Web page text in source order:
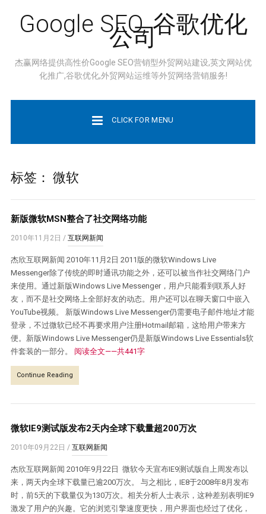
Google SEO, 谷歌优化
公司
杰赢网络提供高性价Google SEO营销型外贸网站建设,英文网站优
化推广,谷歌优化,外贸网站运维等外贸网络营销服务!
CLICK FOR MENU
标签： 微软
新版微软MSN整合了社交网络功能
2010年11月2日 / 互联网新闻
杰欣互联网新闻 2010年11月2日 2011版的微软Windows Live
Messenger除了传统的即时通讯功能之外，还可以被当作社交网络门户
来使用。通过新版Windows Live Messenger，用户只能看到联系人好
友，而不是社交网络上全部好友的动态。用户还可以在聊天窗口中嵌入
YouTube视频。 新版Windows Live Messenger仍需要电子邮件地址才能
登录，不过微软已经不再要求用户注册Hotmail邮箱，这给用户带来方
便。新版Windows Live Messenger仍是新版Windows Live Essentials软
件套装的一部分。 阅读全文——共441字
Continue Reading
微软IE9测试版发布2天内全球下载量超200万次
2010年09月22日 / 互联网新闻
杰欣互联网新闻 2010年9月22日 微软今天宣布IE9测试版自上周发布以
来，两天内全球下载量已逾200万次。 与之相比，IE8于2008年8月发布
时，前5天的下载量仅为130万次。相关分析人士表示，这种差别表明IE9
激发了用户的兴趣。它的浏览引擎速度更快，用户界面也经过了优化，